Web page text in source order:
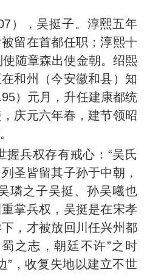
，吴挺子。淳熙五年
留在首都任职；淳熙十
随章森出使金朝。绍熙
和州（今安徽和县）知
）元月，升任建康都统
庆元六年春，建节领昭
兵权存有戒心：“吴氏
圣皆留其子孙于中朝，
璘之子吴挺、孙吴曦也
掌兵权，吴挺是在宋孝
，才被放回川任兴州都
之志，朝廷不许”之时
，收复失地以建立不世